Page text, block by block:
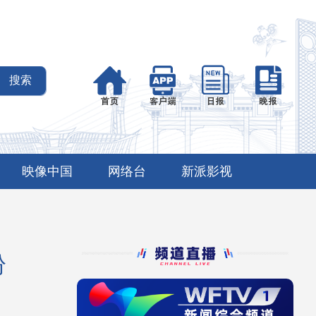
映像中国 网络台 新派影视